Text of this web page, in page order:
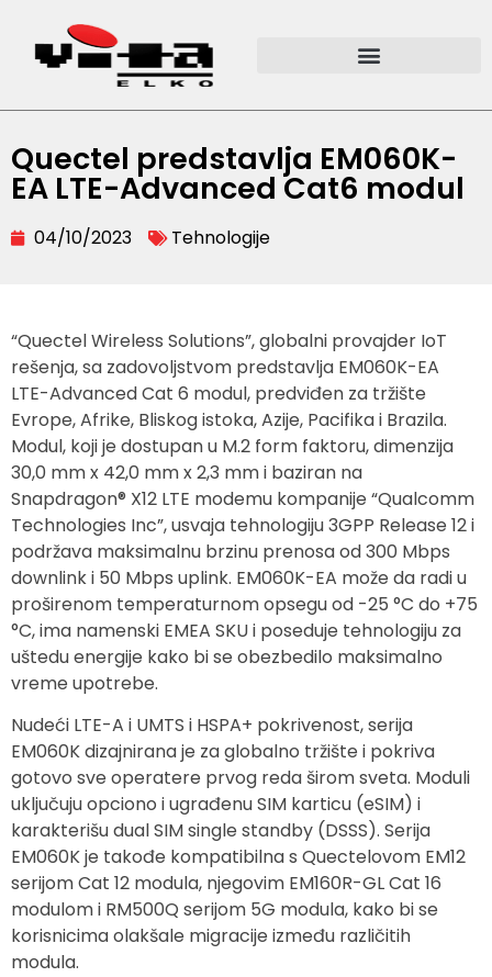
Quectel predstavlja EM060K-
EA LTE-Advanced Cat6 modul
04/10/2023 Tehnologije
“Quectel Wireless Solutions”, globalni provajder IoT
rešenja, sa zadovoljstvom predstavlja EM060K-EA
LTE-Advanced Cat 6 modul, predviđen za tržište
Evrope, Afrike, Bliskog istoka, Azije, Pacifika i Brazila.
Modul, koji je dostupan u M.2 form faktoru, dimenzija
30,0 mm x 42,0 mm x 2,3 mm i baziran na
Snapdragon® X12 LTE modemu kompanije “Qualcomm
Technologies Inc”, usvaja tehnologiju 3GPP Release 12 i
podržava maksimalnu brzinu prenosa od 300 Mbps
downlink i 50 Mbps uplink. EM060K-EA može da radi u
proširenom temperaturnom opsegu od -25 °C do +75
°C, ima namenski EMEA SKU i poseduje tehnologiju za
uštedu energije kako bi se obezbedilo maksimalno
vreme upotrebe.
Nudeći LTE-A i UMTS i HSPA+ pokrivenost, serija
EM060K dizajnirana je za globalno tržište i pokriva
gotovo sve operatere prvog reda širom sveta. Moduli
uključuju opciono i ugrađenu SIM karticu (eSIM) i
karakterišu dual SIM single standby (DSSS). Serija
EM060K je takođe kompatibilna s Quectelovom EM12
serijom Cat 12 modula, njegovim EM160R-GL Cat 16
modulom i RM500Q serijom 5G modula, kako bi se
korisnicima olakšale migracije između različitih
modula.